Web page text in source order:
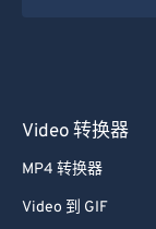
Video 转换器
MP4 转换器
Video 到 GIF